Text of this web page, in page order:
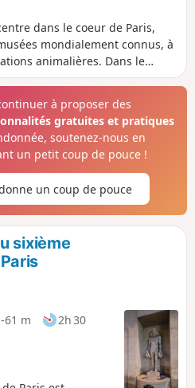
dans le coeur de Paris,
mondialement connus, à
animalières. Dans le
sont particulièrement
leur époque.à proposer des
gratuites et pratiques
soutenez-nous en
un petit coup de pouce !
un coup de pouce
sixième
-61 m
2h 30